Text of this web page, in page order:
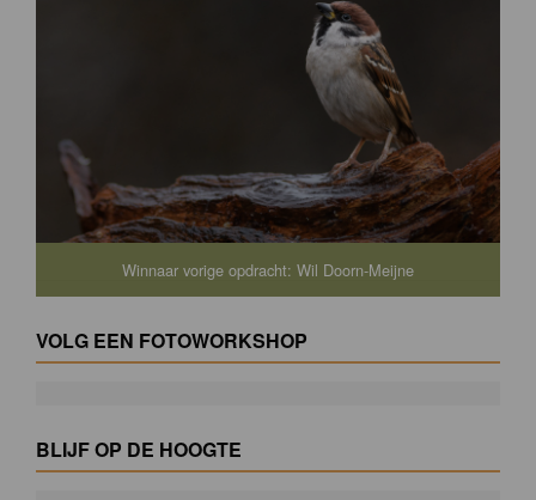
Winnaar vorige opdracht: Wil Doorn-Meijne
VOLG EEN FOTOWORKSHOP
BLIJF OP DE HOOGTE